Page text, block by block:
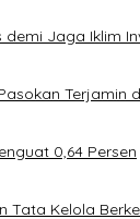
Jaga Iklim
Terjamin
0,64 Persen
Tata Kelola